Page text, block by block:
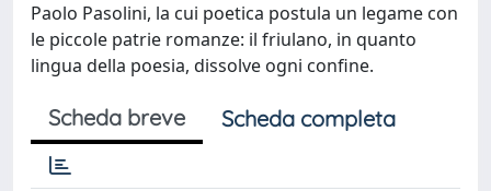
Paolo Pasolini, la cui poetica postula un legame con
le piccole patrie romanze: il friulano, in quanto
lingua della poesia, dissolve ogni confine.
Scheda breve Scheda completa